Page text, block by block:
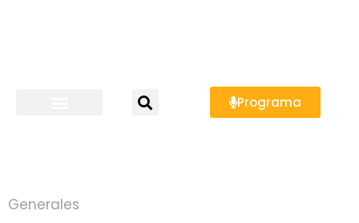
Programa
Generales